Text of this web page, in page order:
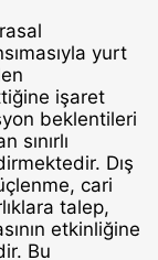
yurt
işaret
beklentileri
sınırlı
Dış
cari
talep,
etkinliğine
Bu